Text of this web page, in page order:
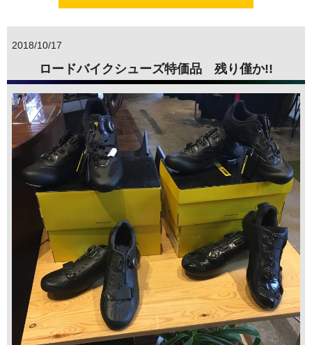
2018/10/17
ロードバイクシューズ特価品 残り僅か!!